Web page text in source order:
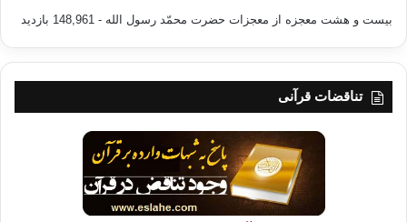
بیست و هشت معجزه از معجزات حضرت محمّد رسول الله - 148,961 بازدید
تناقضات قرآنی